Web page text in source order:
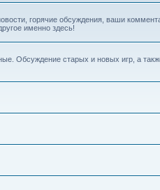
горячие обсуждения, ваши
именно здесь!
Обсуждение старых и новых игр, а